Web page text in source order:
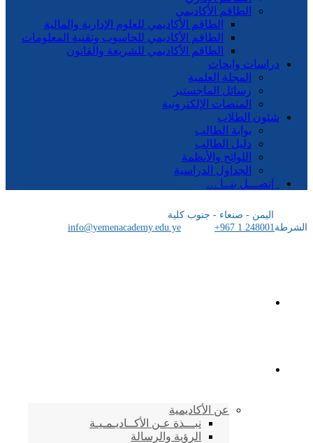
الطاقم الأكاديمي
الطاقم الأكاديمي للعلوم الإدارية والمالية
الطاقم الأكاديمي للحاسوب وتقنية المعلومات
الطاقم الأكاديمي للشريعة والقانون
دراسات وابحاث
المجلة العلمية
رسائل الماجستير
المنصات الإلكترونية
شئون الطلاب
بوابة الطالب
دليل الطالب
اللوائح والأنظمة
الجداول الدراسية
إتصـــل بنــا …
اليمن - صنعاء - جنوب كلية
الشرطة
info@yemenacademy.edu.ye +967 1 248001
عن الأكاديمية
نبـــذة عـن الأكــاديـمـيـة
الرؤية والرسالة